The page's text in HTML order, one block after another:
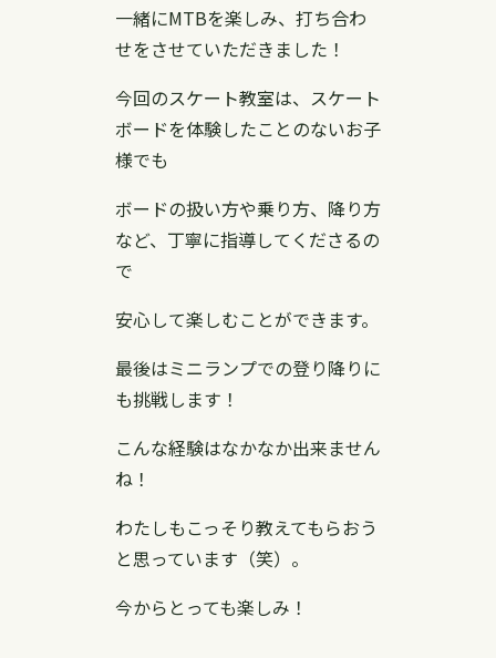
一緒にMTBを楽しみ、打ち合わ
せをさせていただきました！
今回のスケート教室は、スケート
ボードを体験したことのないお子
様でも
ボードの扱い方や乗り方、降り方
など、丁寧に指導してくださるの
で
安心して楽しむことができます。
最後はミニランプでの登り降りに
も挑戦します！
こんな経験はなかなか出来ません
ね！
わたしもこっそり教えてもらおう
と思っています（笑）。
今からとっても楽しみ！